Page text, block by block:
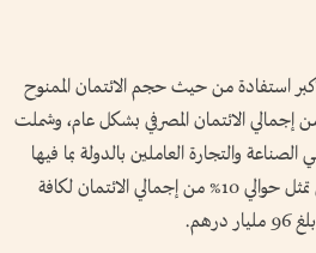
استفادة من حيث حجم الائتمان الممنوح
الدولة بحوالي 35% من إجمالي الائتمان المصرفي بشكل عام، وشملت
والتجارة العاملين بالدولة بما فيها
الشركات الصغيرة والمتوسطة التي تمثل حوالي 10% من إجمالي الائتمان لكافة